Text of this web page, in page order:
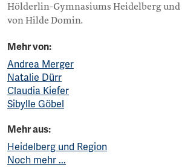
Hölderlin-Gymnasiums Heidelberg
von Hilde Domin.
Mehr von:
Andrea Merger
Natalie Dürr
Claudia Kiefer
Sibylle Göbel
Mehr aus:
Heidelberg und Region
Noch mehr ...